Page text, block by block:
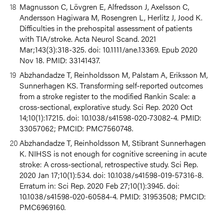
Magnusson C, Lövgren E, Alfredsson J, Axelsson C,
Andersson Hagiwara M, Rosengren L, Herlitz J, Jood K.
Difficulties in the prehospital assessment of patients
with TIA/stroke. Acta Neurol Scand. 2021
Mar;143(3):318-325. doi: 10.1111/ane.13369. Epub 2020
Nov 18. PMID: 33141437.
Abzhandadze T, Reinholdsson M, Palstam A, Eriksson M,
Sunnerhagen KS. Transforming self-reported outcomes
from a stroke register to the modified Rankin Scale: a
cross-sectional, explorative study. Sci Rep. 2020 Oct
14;10(1):17215. doi: 10.1038/s41598-020-73082-4. PMID:
33057062; PMCID: PMC7560748.
Abzhandadze T, Reinholdsson M, Stibrant Sunnerhagen
K. NIHSS is not enough for cognitive screening in acute
stroke: A cross-sectional, retrospective study. Sci Rep.
2020 Jan 17;10(1):534. doi: 10.1038/s41598-019-57316-8.
Erratum in: Sci Rep. 2020 Feb 27;10(1):3945. doi:
10.1038/s41598-020-60584-4. PMID: 31953508; PMCID:
PMC6969160.